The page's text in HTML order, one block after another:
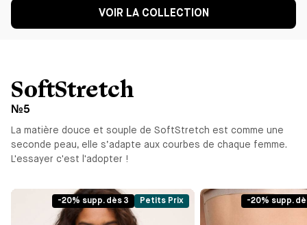
VOIR LA COLLECTION
SoftStretch
№5
La matière douce et souple de SoftStretch est comme une
seconde peau, elle s’adapte aux courbes de chaque femme.
L'essayer c'est l'adopter !
-20% supp. dès 3 Petits Prix -20% supp.